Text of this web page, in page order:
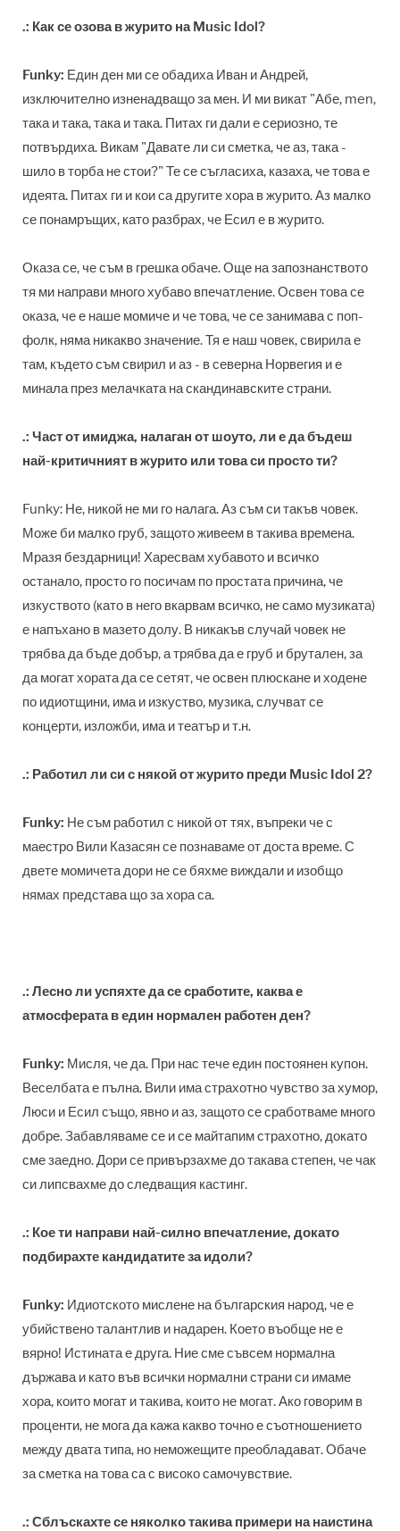
.: Как се озова в журито на Music Idol?
Funky: Един ден ми се обадиха Иван и Андрей,
изключително изненадващо за мен. И ми викат "Абе, men,
така и така, така и така. Питах ги дали е сериозно, те
потвърдиха. Викам "Давате ли си сметка, че аз, така -
шило в торба не стои?" Те се съгласиха, казаха, че това е
идеята. Питах ги и кои са другите хора в журито. Аз малко
се понамръщих, като разбрах, че Есил е в журито.
Оказа се, че съм в грешка обаче. Още на запознанството
тя ми направи много хубаво впечатление. Освен това се
оказа, че е наше момиче и че това, че се занимава с поп-
фолк, няма никакво значение. Тя е наш човек, свирила е
там, където съм свирил и аз - в северна Норвегия и е
минала през мелачката на скандинавските страни.
.: Част от имиджа, налаган от шоуто, ли е да бъдеш
най-критичният в журито или това си просто ти?
Funky: Не, никой не ми го налага. Аз съм си такъв човек.
Може би малко груб, защото живеем в такива времена.
Мразя бездарници! Харесвам хубавото и всичко
останало, просто го посичам по простата причина, че
изкуството (като в него вкарвам всичко, не само музиката)
е напъхано в мазето долу. В никакъв случай човек не
трябва да бъде добър, а трябва да е груб и брутален, за
да могат хората да се сетят, че освен плюскане и ходене
по идиотщини, има и изкуство, музика, случват се
концерти, изложби, има и театър и т.н.
.: Работил ли си с някой от журито преди Music Idol 2?
Funky: Не съм работил с никой от тях, въпреки че с
маестро Вили Казасян се познаваме от доста време. С
двете момичета дори не се бяхме виждали и изобщо
нямах представа що за хора са.
.: Лесно ли успяхте да се сработите, каква е
атмосферата в един нормален работен ден?
Funky: Мисля, че да. При нас тече един постоянен купон.
Веселбата е пълна. Вили има страхотно чувство за хумор,
Люси и Есил също, явно и аз, защото се сработваме много
добре. Забавляваме се и се майтапим страхотно, докато
сме заедно. Дори се привързахме до такава степен, че чак
си липсвахме до следващия кастинг.
.: Кое ти направи най-силно впечатление, докато
подбирахте кандидатите за идоли?
Funky: Идиотското мислене на българския народ, че е
убийствено талантлив и надарен. Което въобще не е
вярно! Истината е друга. Ние сме съвсем нормална
държава и като във всички нормални страни си имаме
хора, които могат и такива, които не могат. Ако говорим в
проценти, не мога да кажа какво точно е съотношението
между двата типа, но неможещите преобладават. Обаче
за сметка на това са с високо самочувствие.
.: Сблъскахте се няколко такива примери на наистина